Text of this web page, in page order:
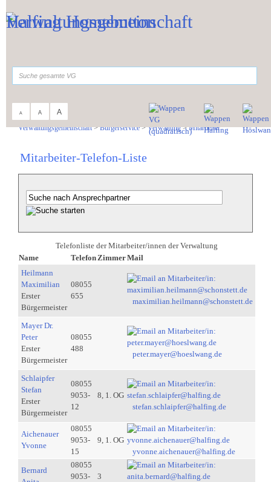
A A A
Verwaltungsgemeinschaft>Bürgerservice>Verwaltung>Mitarbeiter
Mitarbeiter-Telefon-Liste
Telefonliste der Mitarbeiter/innen der Verwaltung
Name
Telefon ZimmerMail
Heilmann
Maximilian
Erster
Bürgermeister
08055
655
maximilian.heilmann@schonstett.de
Mayer Dr.
Peter
Erster
Bürgermeister
08055
488
peter.mayer@hoeslwang.de
Schlaipfer
Stefan
Erster
Bürgermeister
08055
9053-
12
8, 1. OG
stefan.schlaipfer@halfing.de
Aichenauer
Yvonne
08055
9053-
15
9, 1. OG
yvonne.aichenauer@halfing.de
Bernard
08055
9053-
3